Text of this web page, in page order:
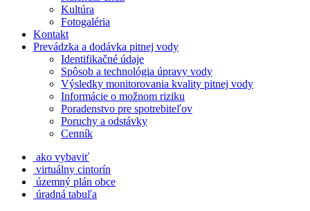
Kultúra
Fotogaléria
Kontakt
Prevádzka a dodávka pitnej vody
Identifikačné údaje
Spôsob a technológia úpravy vody
Výsledky monitorovania kvality pitnej vody
Informácie o možnom riziku
Poradenstvo pre spotrebiteľov
Poruchy a odstávky
Cenník
ako vybaviť
virtuálny cintorín
územný plán obce
úradná tabuľa